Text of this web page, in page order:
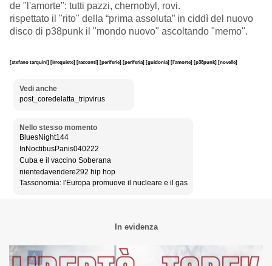
de "l'amorte": tutti pazzi, chernobyl, rovi.
rispettato il "rito" della “prima assoluta” in ciddì del nuovo
disco di p38punk il "mondo nuovo" ascoltando "memo".
[stefano tarquini] [irrequiete] [racconti] [periferie] [periferia] [guidonia] [l'amorte] [p38punk] [novelle]
Vedi anche
post_coredelatta_tripvirus
Nello stesso momento
BluesNight144
InNoctibusPanis040222
Cuba e il vaccino Soberana
nientedavendere292 hip hop
Tassonomia: l'Europa promuove il nucleare e il gas
In evidenza